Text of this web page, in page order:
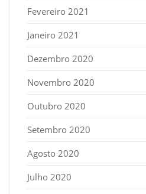
Fevereiro 2021
Janeiro 2021
Dezembro 2020
Novembro 2020
Outubro 2020
Setembro 2020
Agosto 2020
Julho 2020